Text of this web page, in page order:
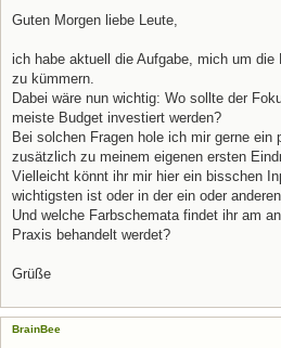
i
a
Guten Morgen liebe Leute,
ich habe aktuell die Aufgabe, mich um die
zu kümmern.
Dabei wäre nun wichtig: Wo sollte der
meiste Budget investiert werden?
Bei solchen Fragen hole ich mir gerne ein
zusätzlich zu meinem eigenen ersten
Vielleicht könnt ihr mir hier ein bisschen
wichtigsten ist oder in der ein oder
Und welche Farbschemata findet ihr am
Praxis behandelt werdet?
Grüße
BrainBee